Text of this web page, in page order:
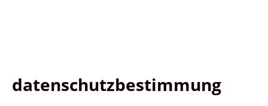
datenschutzbestimmung